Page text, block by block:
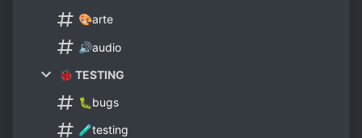
🎨arte
🔊audio
🐞 TESTING
🐛bugs
🧪testing